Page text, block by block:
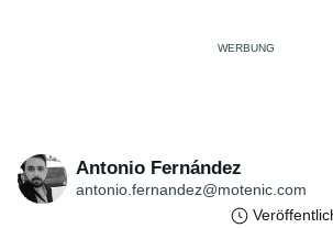
Antonio Fernández
antonio.fernandez@motenic.com